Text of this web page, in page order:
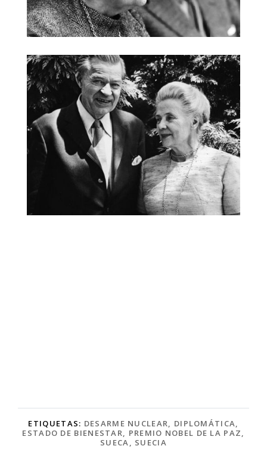
ETIQUETAS: DESARME NUCLEAR, DIPLOMÁTICA,
ESTADO DE BIENESTAR, PREMIO NOBEL DE LA PAZ,
SUECA, SUECIA